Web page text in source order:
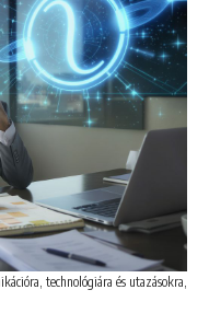
technológiára és utazásokra,